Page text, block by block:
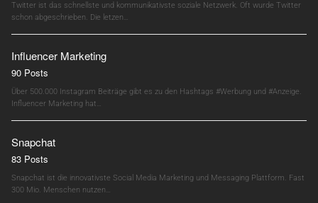
Twitter ist das schnellste und kommunikativste soziale Netzwerk. Oft wurde Twitter
schon abgeschrieben. Die letzen…
Influencer Marketing
90 Posts
Über 500.000 Instagram Beiträge gibt es zu den Hashtags #Werbung und #Anzeige.
Influencer Marketing hat…
Snapchat
83 Posts
Snapchat ist die innovativste Social Media Marketing und Messaging Plattform. Fast
300 Mio. Menschen nutzen…